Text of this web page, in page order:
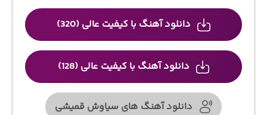
دانلود آهنگ با کیفیت عالی (320)
دانلود آهنگ با کیفیت عالی (128)
دانلود آهنگ های سیاوش قمیشی